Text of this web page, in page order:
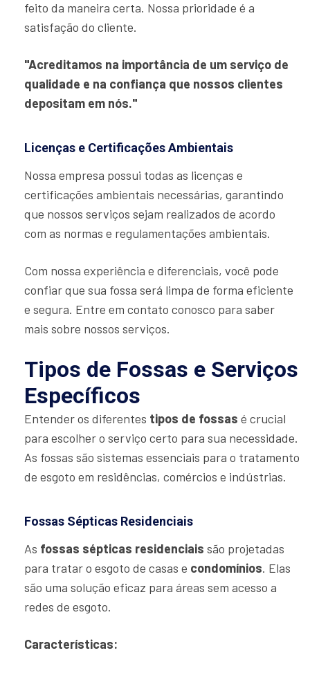
feito da maneira certa. Nossa prioridade é a
satisfação do cliente.
"Acreditamos na importância de um serviço de
qualidade e na confiança que nossos clientes
depositam em nós."
Licenças e Certificações Ambientais
Nossa empresa possui todas as licenças e
certificações ambientais necessárias, garantindo
que nossos serviços sejam realizados de acordo
com as normas e regulamentações ambientais.
Com nossa experiência e diferenciais, você pode
confiar que sua fossa será limpa de forma eficiente
e segura. Entre em contato conosco para saber
mais sobre nossos serviços.
Tipos de Fossas e Serviços
Específicos
Entender os diferentes tipos de fossas é crucial
para escolher o serviço certo para sua necessidade.
As fossas são sistemas essenciais para o tratamento
de esgoto em residências, comércios e indústrias.
Fossas Sépticas Residenciais
As fossas sépticas residenciais são projetadas
para tratar o esgoto de casas e condomínios. Elas
são uma solução eficaz para áreas sem acesso a
redes de esgoto.
Características: